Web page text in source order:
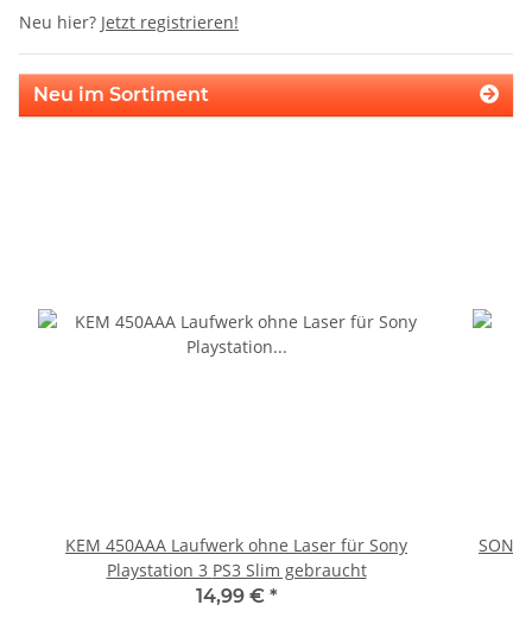
Neu hier? Jetzt registrieren!
Neu im Sortiment
KEM 450AAA Laufwerk ohne Laser für Sony
Playstation 3 PS3 Slim gebraucht
14,99 € *